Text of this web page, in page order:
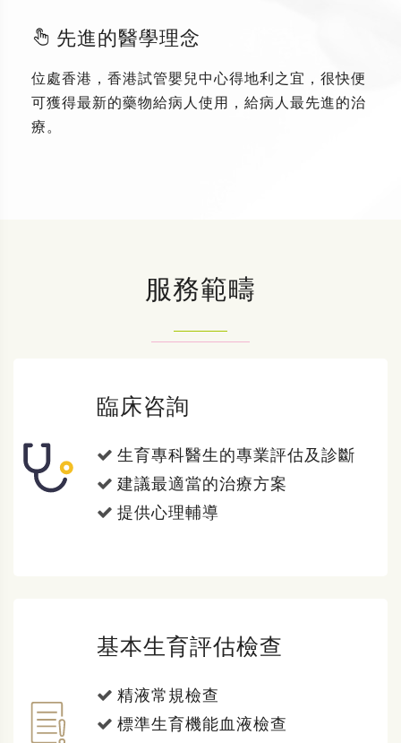
先進的醫學理念
位處香港，香港試管嬰兒中心得地利之宜，很快便
可獲得最新的藥物給病人使用，給病人最先進的治
療。
服務範疇
臨床咨詢
生育專科醫生的專業評估及診斷
建議最適當的治療方案
提供心理輔導
基本生育評估檢查
精液常規檢查
標準生育機能血液檢查